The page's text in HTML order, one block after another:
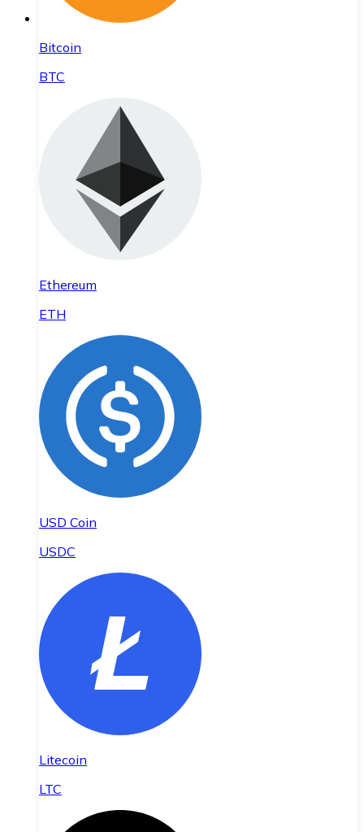
Bitcoin
BTC
Ethereum
ETH
USD Coin
USDC
Litecoin
LTC